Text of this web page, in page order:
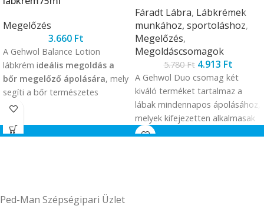
Megelőzés
3.660 Ft
A Gehwol Balance Lotion
lábkrém ideális megoldás a
bőr megelőző ápolására, mely
segíti a bőr természetes
védekezőképességének
hidratálja a bőrt, miközben nem
Fáradt Lábra, Lábkrémek
munkához, sportoláshoz,
Megelőzés,
Megoldáscsomagok
5.780Ft 4.913 Ft
A Gehwol Duo csomag két
kiváló terméket tartalmaz a
lábak mindennapos ápolásához,
melyek kifejezetten alkalmasak
az aktív életmódot élők
Ped-Man Szépségipari Üzlet